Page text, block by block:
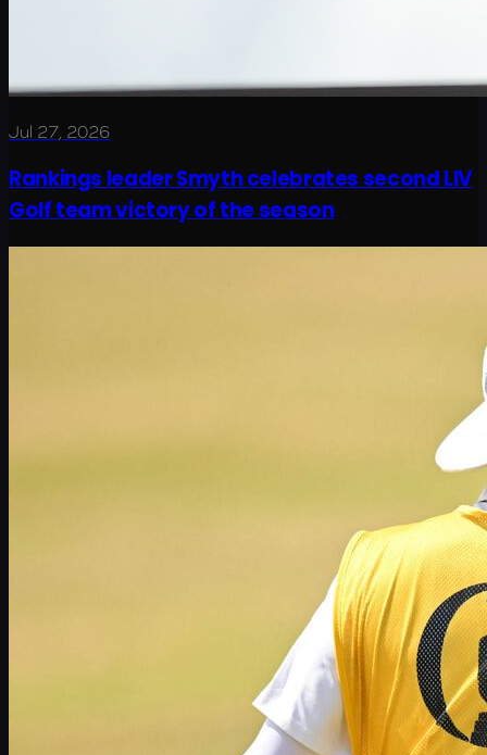
Jul 27, 2026
Rankings leader Smyth celebrates second LIV
Golf team victory of the season